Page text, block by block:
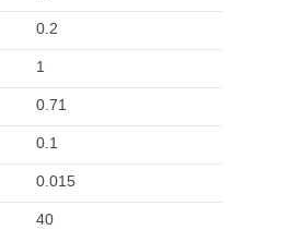
0.2
1
0.71
0.1
0.015
40